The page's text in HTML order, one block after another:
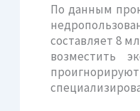
По данным
составляет 8
возместить